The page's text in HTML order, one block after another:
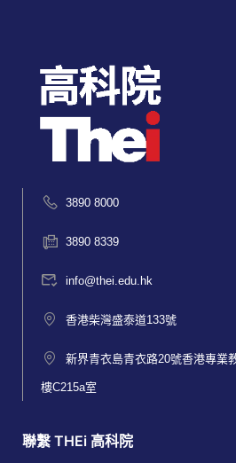
3890 8000
3890 8339
info@thei.edu.hk
香港柴灣盛泰道133號
新界青衣島青衣路20號香港專業
樓C215a室
聯繫 THEi 高科院